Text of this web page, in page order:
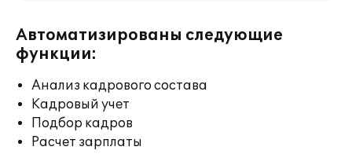
Автоматизированы следующие
функции:
Анализ кадрового состава
Кадровый учет
Подбор кадров
Расчет зарплаты